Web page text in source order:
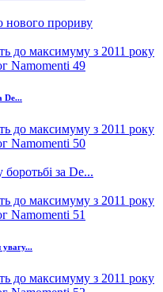
нового прориву
De...
за De...